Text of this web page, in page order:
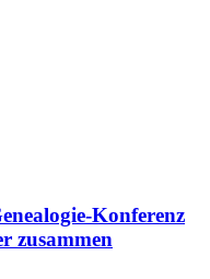
Konferenz
zusammen